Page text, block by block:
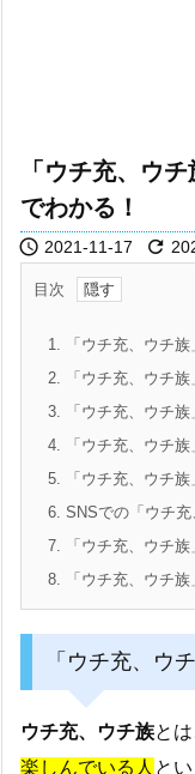
「ウチ充、ウ
でわかる！
 2021-11-17 
目次
1. 「ウチ充、ウチ
2. 「ウチ充、ウチ
3. 「ウチ充、ウチ
4. 「ウチ充、ウチ
5. 「ウチ充、ウチ
6. SNSでの「ウチ
7. 「ウチ充、ウチ
8. 「ウチ充、ウチ
「ウチ充、ウ
ウチ充、ウチ族とは
楽しんでいる人 と